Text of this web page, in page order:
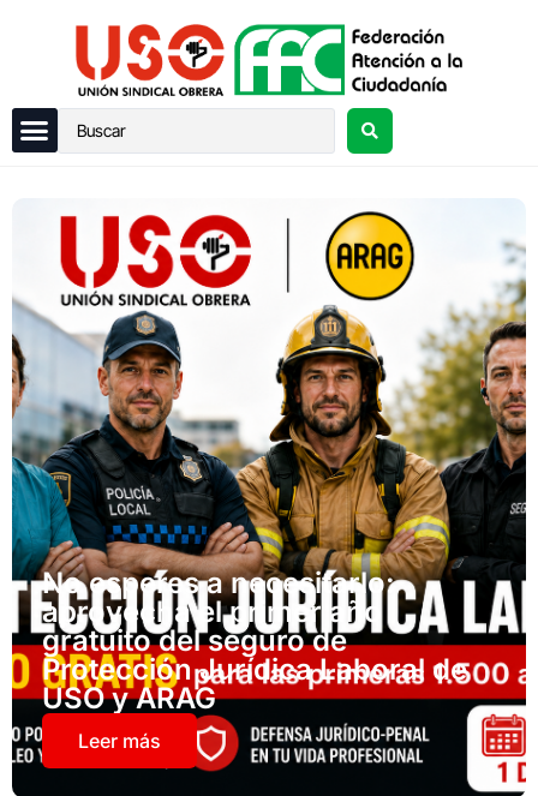
No esperes a necesitarlo:
aprovecha el primer año
gratuito del seguro de
Protección Jurídica Laboral de
USO y ARAG
Leer más